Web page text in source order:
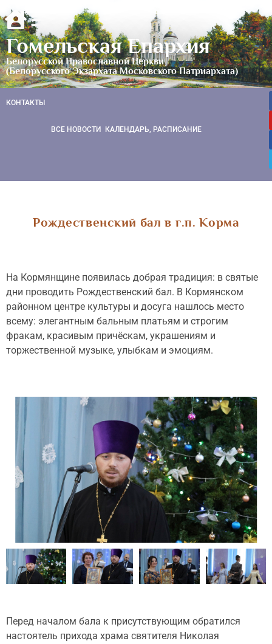
Гомельская Епархия
Белорусской Православной Церкви
(Белорусского Экзархата Московского Патриархата)
КОНТАКТЫ
ВСЕ НОВОСТИ КАЛЕНДАРЬ, РАСПИСАНИЕ
Рождественский бал в г.п. Корма
На Кормянщине появилась добрая традиция: в святые
дни проводить Рождественский бал. В Кормянском
районном центре культуры и досуга нашлось место
всему: элегантным бальным платьям и строгим
фракам, красивым причёскам, украшениям и
торжественной музыке, улыбкам и эмоциям.
Перед началом бала к присутствующим обратился
настоятель прихода храма святителя Николая